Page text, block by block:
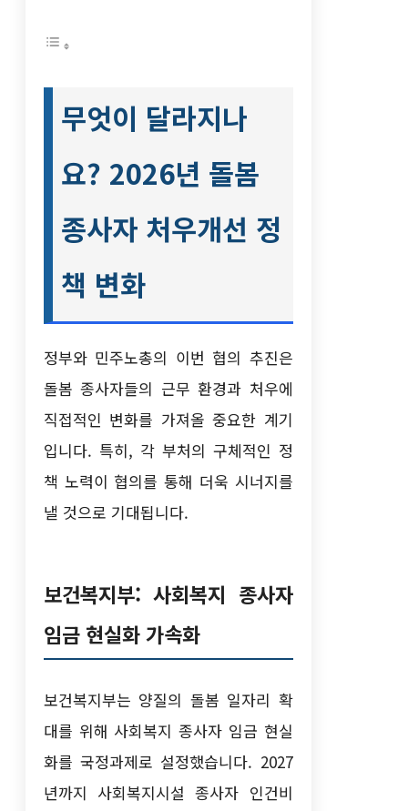
무엇이 달라지나
요? 2026년 돌봄
종사자 처우개선 정
책 변화
정부와 민주노총의 이번 협의 추진은
돌봄 종사자들의 근무 환경과 처우에
직접적인 변화를 가져올 중요한 계기
입니다. 특히, 각 부처의 구체적인 정
책 노력이 협의를 통해 더욱 시너지를
낼 것으로 기대됩니다.
보건복지부: 사회복지 종사자
임금 현실화 가속화
보건복지부는 양질의 돌봄 일자리 확
대를 위해 사회복지 종사자 임금 현실
화를 국정과제로 설정했습니다. 2027
년까지 사회복지시설 종사자 인건비